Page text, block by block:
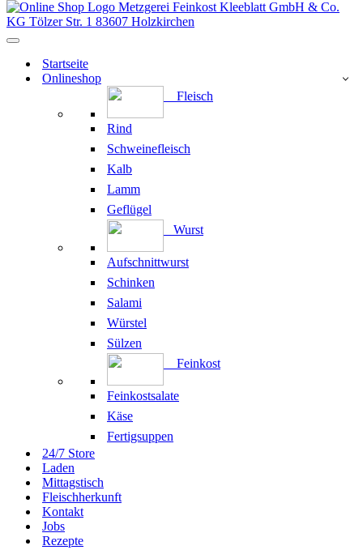
Navigationsmenü
Startseite
Onlineshop
Fleisch
Rind
Schweinefleisch
Kalb
Lamm
Geflügel
Wurst
Aufschnittwurst
Schinken
Salami
Würstel
Sülzen
Feinkost
Feinkostsalate
Käse
Fertigsuppen
24/7 Store
Laden
Mittagstisch
Fleischherkunft
Kontakt
Jobs
Rezepte